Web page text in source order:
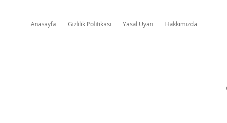
Anasayfa Gizlilik Politikası Yasal Uyarı Hakkımızda